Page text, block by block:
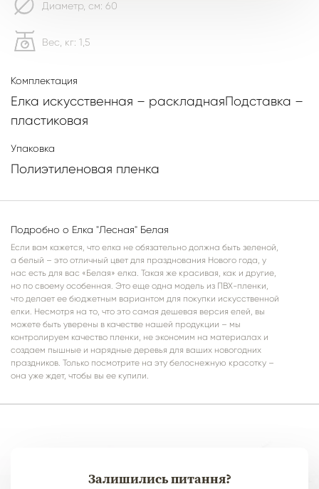
Диаметр, см: 60
Вес, кг: 1,5
Комплектация
Елка искусственная – раскладнаяПодставка –
пластиковая
Упаковка
Полиэтиленовая пленка
Подробно о Елка "Лесная" Белая
Если вам кажется, что елка не обязательно должна быть зеленой,
а белый – это отличный цвет для празднования Нового года, у
нас есть для вас «Белая» елка. Такая же красивая, как и другие,
но по своему особенная. Это еще одна модель из ПВХ-пленки,
что делает ее бюджетным вариантом для покупки искусственной
елки. Несмотря на то, что это самая дешевая версия елей, вы
можете быть уверены в качестве нашей продукции – мы
контролируем качество пленки, не экономим на материалах и
создаем пышные и нарядные деревья для ваших новогодних
праздников. Только посмотрите на эту белоснежную красотку –
она уже ждет, чтобы вы ее купили.
Залишились питання?